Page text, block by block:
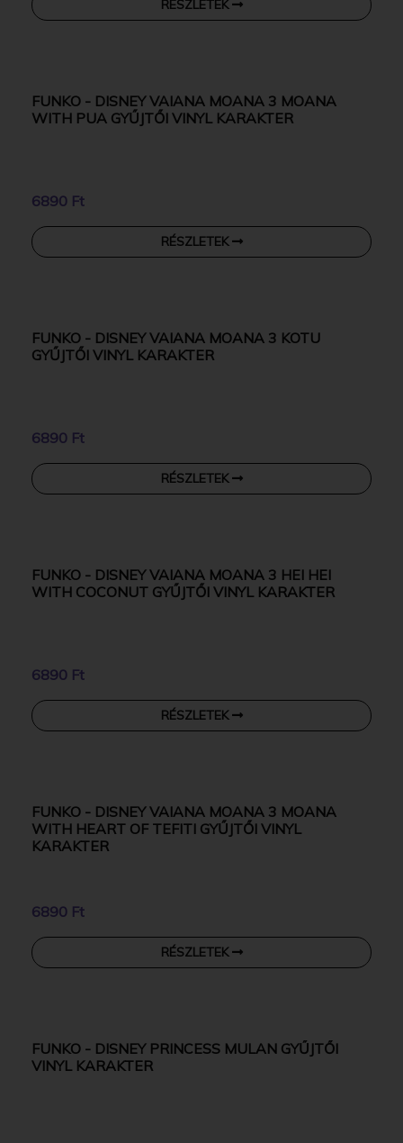
FUNKO - DISNEY PHINEAS AND FERB CANDACE
GYŰJTŐI VINYL KARAKTER
6890 Ft
RÉSZLETEK
SEA 15 CM GYŰJTŐI VINYL KARAKTER
RÉSZLETEK